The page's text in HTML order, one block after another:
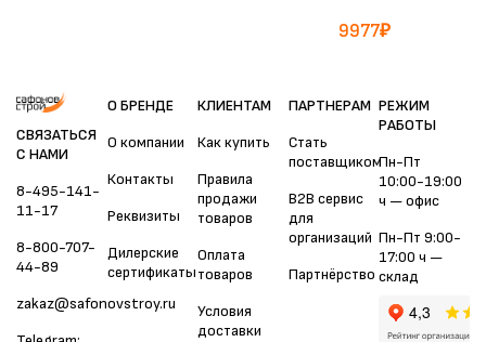
9977₽
СВЯЗАТЬСЯ
С НАМИ
8-495-141-
11-17
8-800-707-
44-89
zakaz@safonovstroy.ru
О БРЕНДЕ
О компании
Контакты
Реквизиты
Дилерские
сертификаты
КЛИЕНТАМ
Как купить
Правила
продажи
товаров
Оплата
товаров
Условия
доставки
ПАРТНЕРАМ
Стать
поставщиком
B2B сервис
для
организаций
Партнёрство
РЕЖИМ
РАБОТЫ
Пн-Пт
10:00-19:00
ч — офис
Пн-Пт 9:00-
17:00 ч —
склад